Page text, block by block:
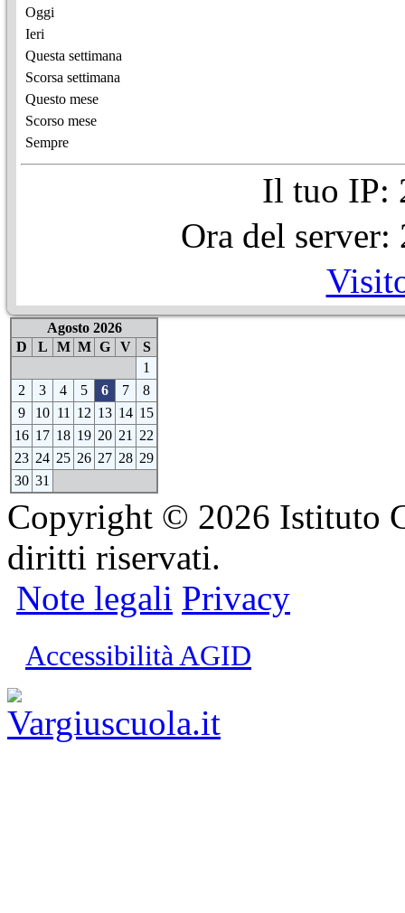
Oggi
Ieri
Questa settimana
Scorsa settimana
Questo mese
Scorso mese
Sempre
Il tuo IP:
Ora del
Agosto 2026
D
L M M G V
S
1
2
3 4 5 6 7
8
9
10 11 12 13 14 15
16 17 18 19 20 21
22
23 24 25 26 27 28 29
30 31
Copyright © 2026 Istituto
diritti riservati.
Note legali Privacy
Accessibilità AGID